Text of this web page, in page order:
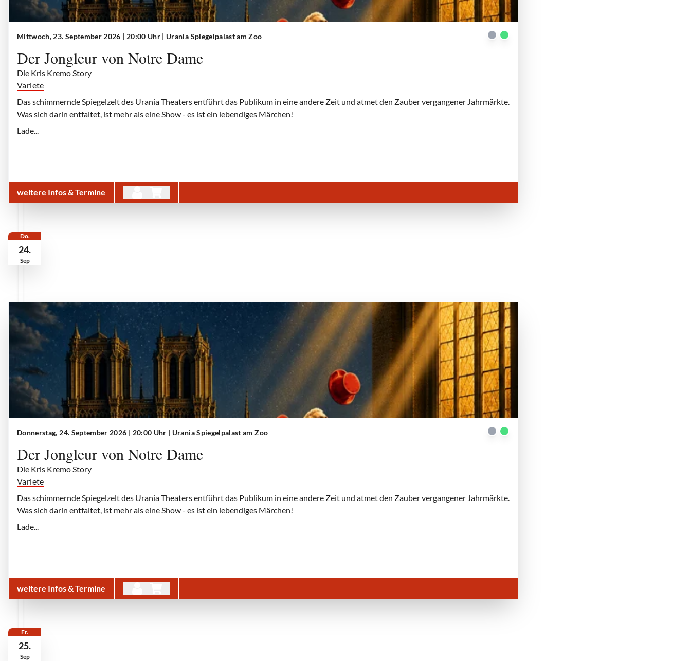
Mittwoch, 23. September 2026 | 20:00 Uhr | Urania Spiegelpalast am Zoo
Der Jongleur von Notre Dame
Die Kris Kremo Story
Variete
Das schimmernde Spiegelzelt des Urania Theaters entführt das Publikum in eine andere Zeit und atmet den Zauber vergangener Jahrmärkte.
Was sich darin entfaltet, ist mehr als eine Show - es ist ein lebendiges Märchen!
Lade...
weitere Infos & Termine
Do.
24.
Sep
Donnerstag, 24. September 2026 | 20:00 Uhr | Urania Spiegelpalast am Zoo
Der Jongleur von Notre Dame
Die Kris Kremo Story
Variete
Das schimmernde Spiegelzelt des Urania Theaters entführt das Publikum in eine andere Zeit und atmet den Zauber vergangener Jahrmärkte.
Was sich darin entfaltet, ist mehr als eine Show - es ist ein lebendiges Märchen!
Lade...
weitere Infos & Termine
Fr.
25.
Sep